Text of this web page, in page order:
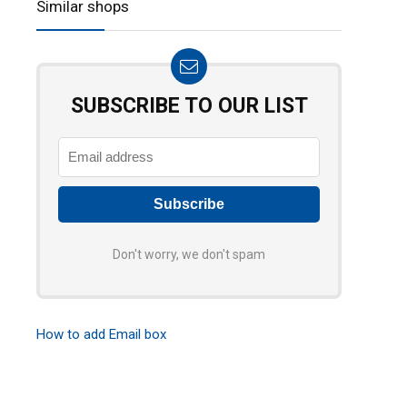
Similar shops
SUBSCRIBE TO OUR LIST
Don't worry, we don't spam
How to add Email box